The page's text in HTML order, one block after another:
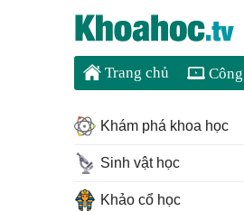
Trang chủ
Khám phá khoa học
Sinh vật học
Khảo cổ học